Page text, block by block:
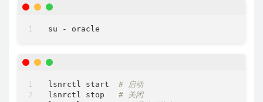
lsnrctl start # 启动
lsnrctl stop # 关闭